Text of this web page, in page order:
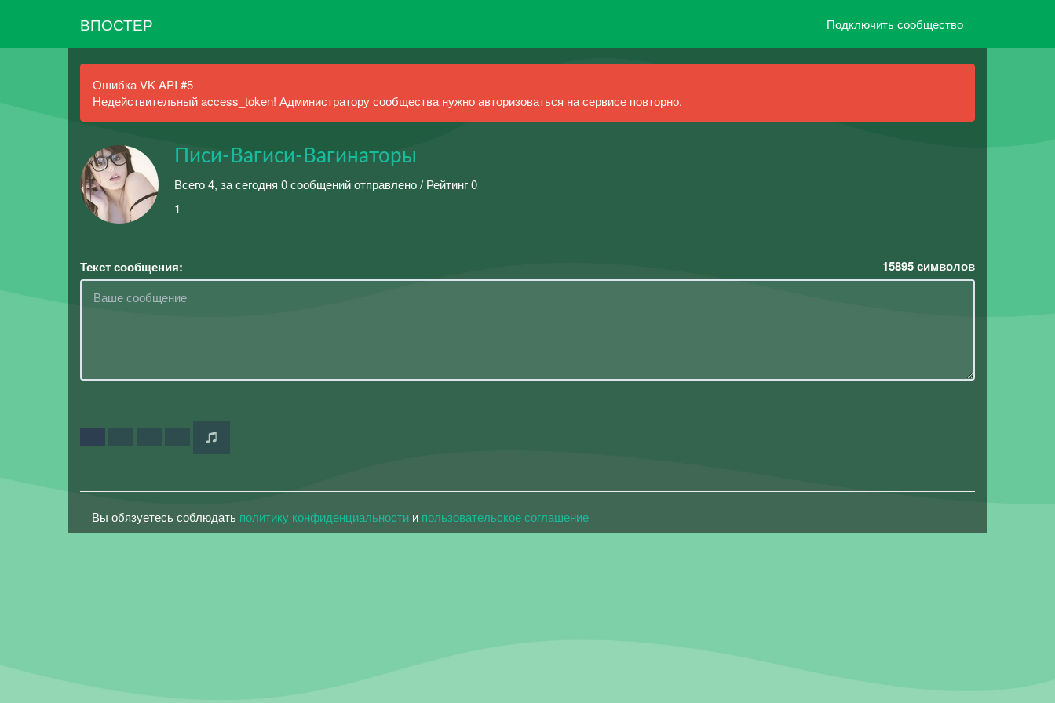
ВПОСТЕР Подключить сообщество
Ошибка VK API #5
Недействительный access_token! Администратору сообщества нужно авторизоваться на сервисе повторно.
Писи-Вагиси-Вагинаторы
Всего 4, за сегодня 0 сообщений отправлено / Рейтинг 0
1
Текст сообщения: 15895символов
Вы обязуетесь соблюдать политику конфиденциальности и пользовательское соглашение